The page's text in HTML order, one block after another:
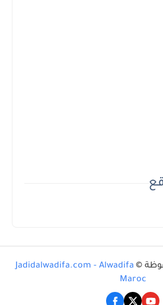
©
Jadidalwadifa.com - Alwadifa
Maroc